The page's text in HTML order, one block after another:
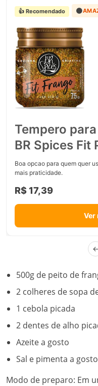
👍 Recomendado 🟠
Tempero
BR Spices Fit
Boa opcao para quem quer
mais praticidade.
R$ 17,39
Ver
←
500g de peito de
2 colheres de sopa
1 cebola picada
2 dentes de alho
Azeite a gosto
Sal e pimenta a gosto
Modo de preparo: Em